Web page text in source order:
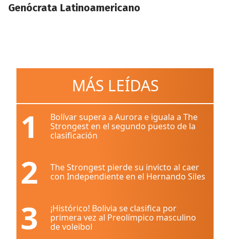
Genócrata Latinoamericano
MÁS LEÍDAS
1
Bolívar supera a Aurora e iguala a The
Strongest en el segundo puesto de la
clasificación
2
The Strongest pierde su invicto al caer
con Independiente en el Hernando Siles
3
¡Histórico! Bolivia se clasifica por
primera vez al Preolímpico masculino
de voleibol